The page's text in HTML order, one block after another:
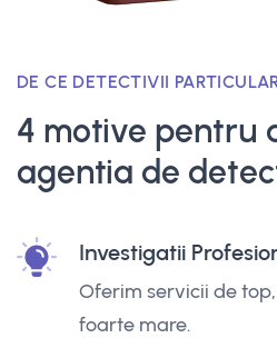
DE CE DETECTIVII
4 motive pentru
agentia de
Investigatii
Oferim servicii de
foarte mare.